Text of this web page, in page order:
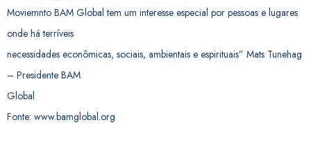
Moviemnto BAM Global tem um interesse especial por pessoas e lugares
onde há terríveis
necessidades econômicas, sociais, ambientais e espirituais” Mats Tunehag
– Presidente BAM
Global
Fonte: www.bamglobal.org